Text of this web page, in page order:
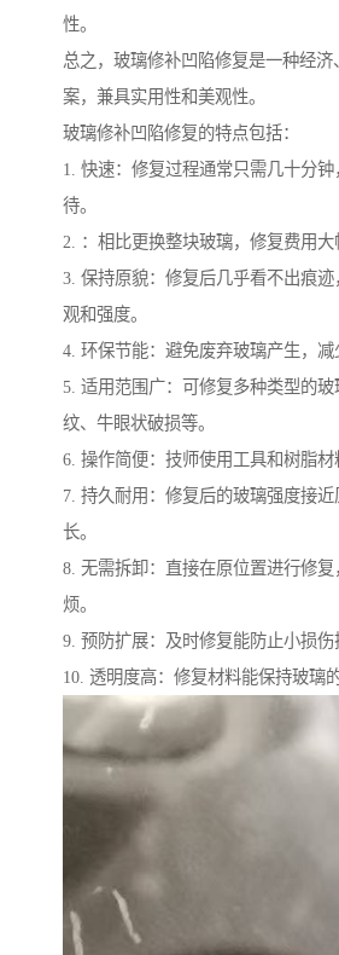
性。
总之，玻璃修补凹陷修复是一种经
案，兼具实用性和美观性。
玻璃修补凹陷修复的特点包括：
1. 快速：修复过程通常只需几十分
待。
2. ：相比更换整块玻璃，修复费用大
3. 保持原貌：修复后几乎看不出痕
观和强度。
4. 环保节能：避免废弃玻璃产生，减
5. 适用范围广：可修复多种类型的
纹、牛眼状破损等。
6. 操作简便：技师使用工具和树脂材
7. 持久耐用：修复后的玻璃强度接
长。
8. 无需拆卸：直接在原位置进行修
烦。
9. 预防扩展：及时修复能防止小损伤
10. 透明度高：修复材料能保持玻璃